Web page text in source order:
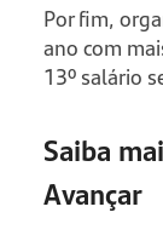
Por fim,
ano com
13º salário
Saiba
Avançar